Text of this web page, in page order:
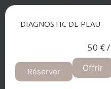
DIAGNOSTIC DE PEAU
50 €
Réserver Offrir